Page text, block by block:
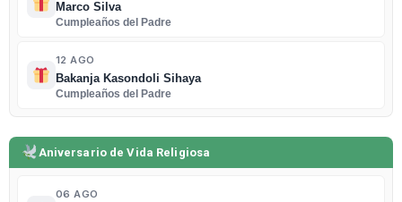
Marco Silva
Cumpleaños del Padre
12 AGO
Bakanja Kasondoli Sihaya
Cumpleaños del Padre
Aniversario de Vida Religiosa
06 AGO